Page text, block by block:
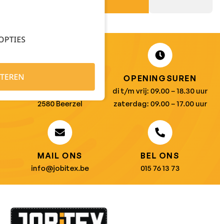
Koningsbaan 74
2580 Beerzel
OPENINGSUREN
di t/m vrij: 09.00 – 18.30 uur
zaterdag: 09.00 – 17.00 uur
MAIL ONS
info@jobitex.be
BEL ONS
015 76 13 73